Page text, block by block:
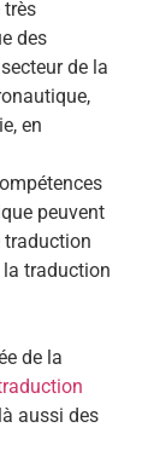
très
des
de la
en
peuvent
traduction
la traduction
de la
aussi des